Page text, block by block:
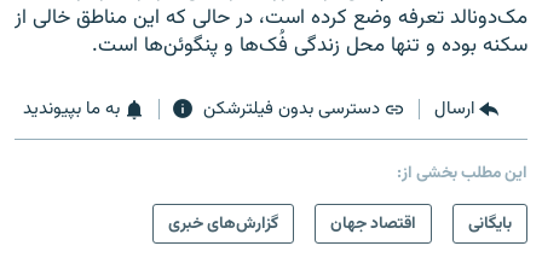
مک‌دونالد تعرفه وضع کرده است، در حالی که این مناطق خالی از
سکنه بوده و تنها محل زندگی فُک‌ها و پنگوئن‌ها است.
ارسال دسترسی بدون فیلترشکن به ما بپیوندید
این مطلب بخشی از:
بایگانی
اقتصاد جهان گزارش‌های خبری